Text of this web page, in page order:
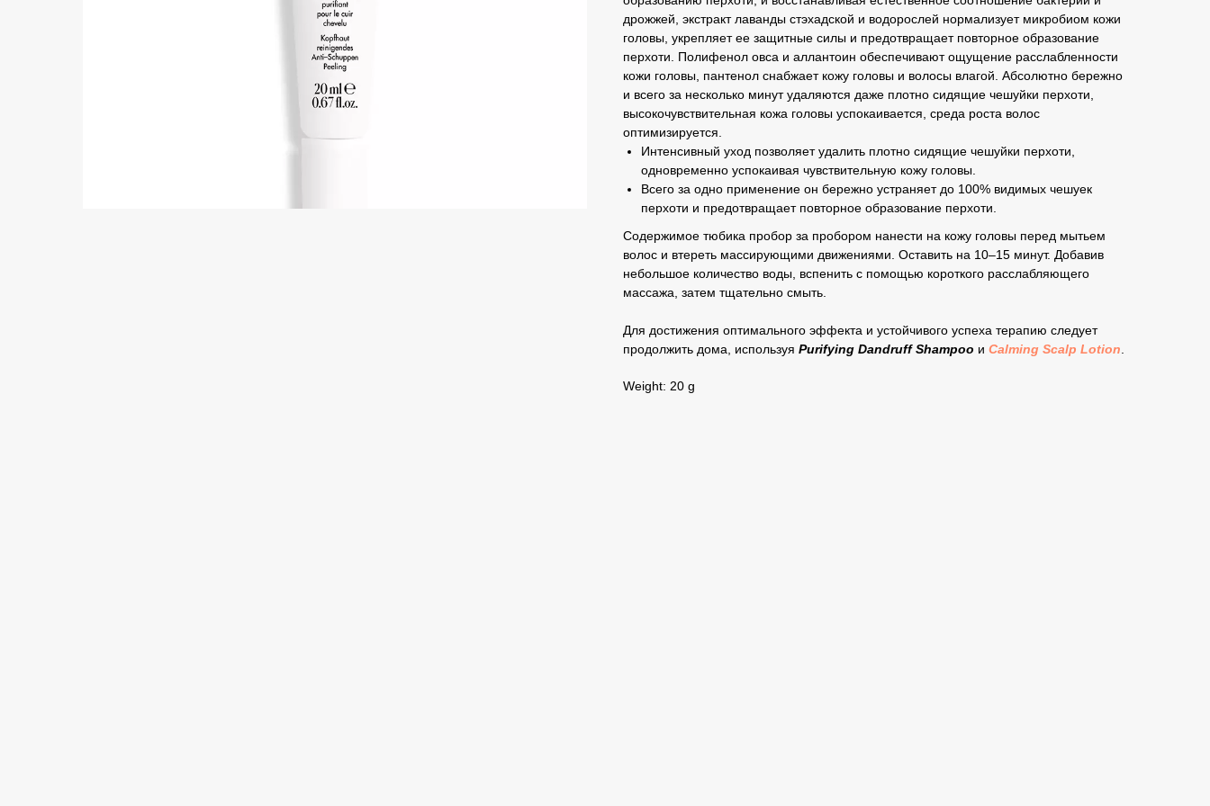
дрожжей, экстракт лаванды стэхадской и водорослей нормализует микробиом кожи
головы, укрепляет ее защитные силы и предотвращает повторное образование
перхоти. Полифенол овса и аллантоин обеспечивают ощущение расслабленности
кожи головы, пантенол снабжает кожу головы и волосы влагой. Абсолютно бережно
и всего за несколько минут удаляются даже плотно сидящие чешуйки перхоти,
высокочувствительная кожа головы успокаивается, среда роста волос
оптимизируется.
Интенсивный уход позволяет удалить плотно сидящие чешуйки перхоти,
одновременно успокаивая чувствительную кожу головы.
Всего за одно применение он бережно устраняет до 100% видимых чешуек
перхоти и предотвращает повторное образование перхоти.
Содержимое тюбика пробор за пробором нанести на кожу головы перед мытьем
волос и втереть массирующими движениями. Оставить на 10–15 минут. Добавив
небольшое количество воды, вспенить с помощью короткого расслабляющего
массажа, затем тщательно смыть.
Для достижения оптимального эффекта и устойчивого успеха терапию следует
продолжить дома, используя Purifying Dandruff Shampoo и Calming Scalp Lotion.
Weight: 20 g